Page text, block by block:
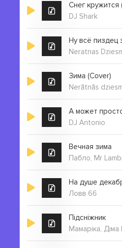
Снег кружится
DJ Shark
Ну всё пиздец
Neratnas
Зима (Cover)
Nerātnās
А может
DJ Antonio
Вечная зима
Пабло, Mr
Ловв 66
Підсніжник
Мамаріка,